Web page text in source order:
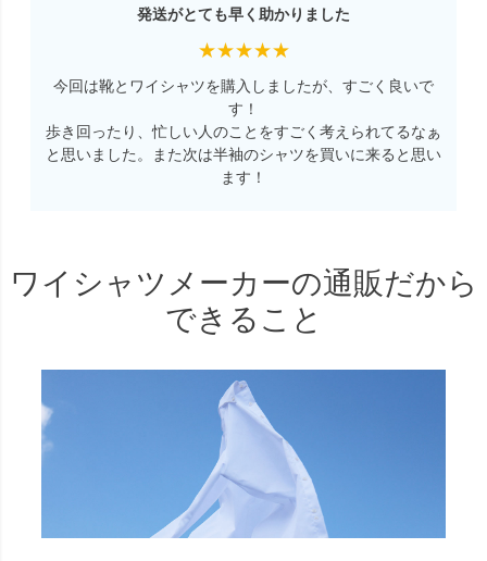
発送がとても早く助かりました
★★★★★
今回は靴とワイシャツを購入しましたが、すごく良いで
す！
歩き回ったり、忙しい人のことをすごく考えられてるなぁ
と思いました。また次は半袖のシャツを買いに来ると思い
ます！
ワイシャツメーカーの通販だから
できること